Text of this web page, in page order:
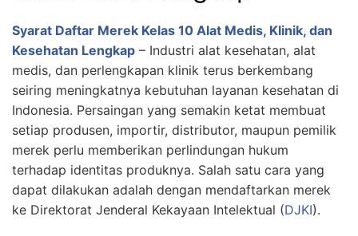
Syarat Daftar Merek Kelas 10 Alat Medis, Klinik, dan
Kesehatan Lengkap – Industri alat kesehatan, alat
medis, dan perlengkapan klinik terus berkembang
seiring meningkatnya kebutuhan layanan kesehatan di
Indonesia. Persaingan yang semakin ketat membuat
setiap produsen, importir, distributor, maupun pemilik
merek perlu memberikan perlindungan hukum
terhadap identitas produknya. Salah satu cara yang
dapat dilakukan adalah dengan mendaftarkan merek
ke Direktorat Jenderal Kekayaan Intelektual (DJKI).